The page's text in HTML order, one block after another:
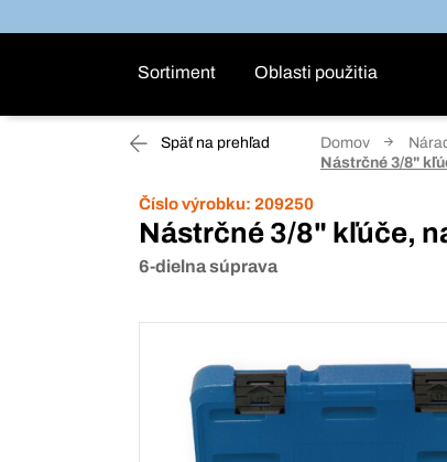
Sortiment Oblasti použitia
Späť na prehľad Domov
Nástrčné 3/8"
Číslo výrobku: 209250
Nástrčné 3/8" kľúče,
6-dielna súprava